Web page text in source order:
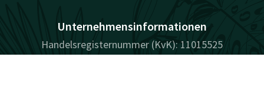
Unternehmensinformationen
Handelsregisternummer (KvK): 11015525